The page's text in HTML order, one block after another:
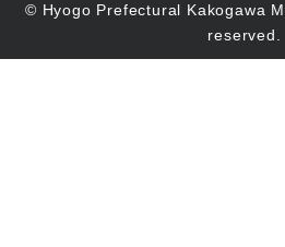
© Hyogo Prefectural Kakogawa
reserved.